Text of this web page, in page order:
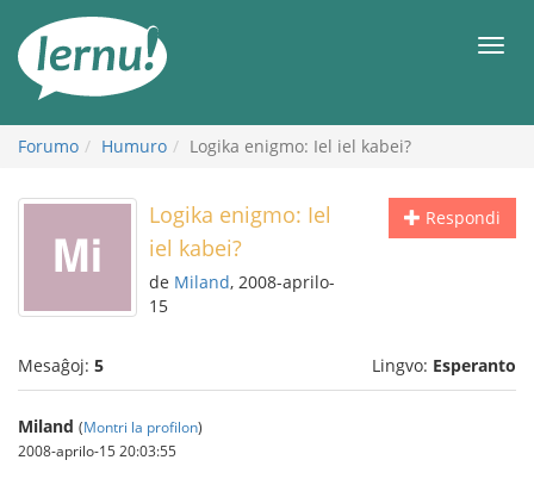
enhavo
Forumo Humuro Logika enigmo: Iel iel kabei?
Respondi
Logika enigmo: Iel
iel kabei?
de Miland, 2008-aprilo-
15
Mesaĝoj: 5 Lingvo: Esperanto
Miland (Montri la profilon)
2008-aprilo-15 20:03:55